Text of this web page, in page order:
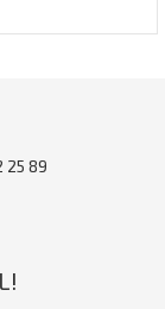
25 89